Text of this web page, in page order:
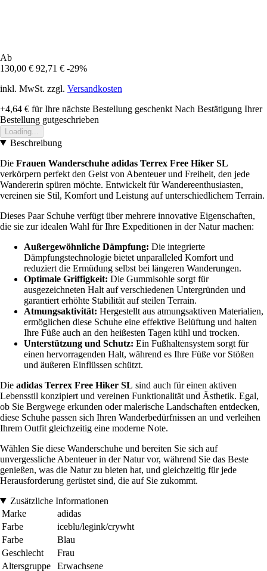
Ab
130,00 € 92,71 € -29%
inkl. MwSt. zzgl. Versandkosten
+4,64 € für Ihre nächste Bestellung geschenkt Nach Bestätigung Ihrer
Bestellung gutgeschrieben
Loading...
Beschreibung
Die Frauen Wanderschuhe adidas Terrex Free Hiker SL
verkörpern perfekt den Geist von Abenteuer und Freiheit, den jede
Wandererin spüren möchte. Entwickelt für Wandereenthusiasten,
vereinen sie Stil, Komfort und Leistung auf unterschiedlichem Terrain.
Dieses Paar Schuhe verfügt über mehrere innovative Eigenschaften,
die sie zur idealen Wahl für Ihre Expeditionen in der Natur machen:
Außergewöhnliche Dämpfung: Die integrierte
Dämpfungstechnologie bietet unparalleled Komfort und
reduziert die Ermüdung selbst bei längeren Wanderungen.
Optimale Griffigkeit: Die Gummisohle sorgt für
ausgezeichneten Halt auf verschiedenen Untergründen und
garantiert erhöhte Stabilität auf steilen Terrain.
Atmungsaktivität: Hergestellt aus atmungsaktiven Materialien,
ermöglichen diese Schuhe eine effektive Belüftung und halten
Ihre Füße auch an den heißesten Tagen kühl und trocken.
Unterstützung und Schutz: Ein Fußhaltensystem sorgt für
einen hervorragenden Halt, während es Ihre Füße vor Stößen
und äußeren Einflüssen schützt.
Die adidas Terrex Free Hiker SL sind auch für einen aktiven
Lebensstil konzipiert und vereinen Funktionalität und Ästhetik. Egal,
ob Sie Bergwege erkunden oder malerische Landschaften entdecken,
diese Schuhe passen sich Ihren Wanderbedürfnissen an und verleihen
Ihrem Outfit gleichzeitig eine moderne Note.
Wählen Sie diese Wanderschuhe und bereiten Sie sich auf
unvergessliche Abenteuer in der Natur vor, während Sie das Beste
genießen, was die Natur zu bieten hat, und gleichzeitig für jede
Herausforderung gerüstet sind, die auf Sie zukommt.
Zusätzliche Informationen
Marke
adidas
Farbe
iceblu/legink/crywht
Farbe
Blau
Geschlecht
Frau
Altersgruppe
Erwachsene